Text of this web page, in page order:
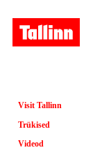
Visit Tallinn
Trükised
Videod